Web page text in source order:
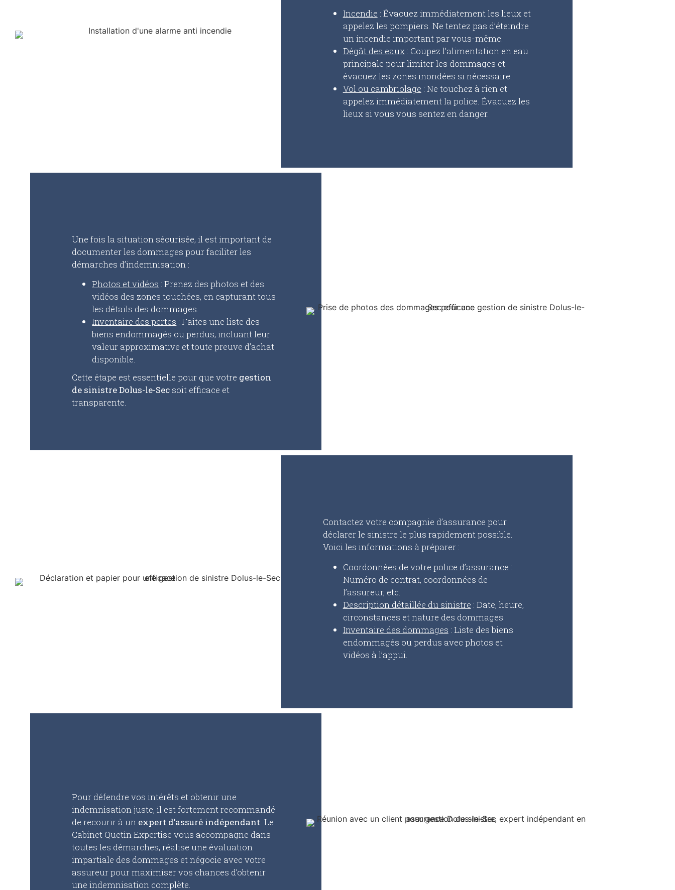
Incendie : Évacuez immédiatement les lieux et
appelez les pompiers. Ne tentez pas d’éteindre
un incendie important par vous-même.
Dégât des eaux: Coupez l’alimentation en eau
principale pour limiter les dommages et
évacuez les zones inondées si nécessaire.
Vol ou cambriolage : Ne touchez à rien et
appelez immédiatement la police. Évacuez les
lieux si vous vous sentez en danger.
Une fois la situation sécurisée, il est important de
documenter les dommages pour faciliter les
démarches d’indemnisation :
Photos et vidéos : Prenez des photos et des
vidéos des zones touchées, en capturant tous
les détails des dommages.
Inventaire des pertes : Faites une liste des
biens endommagés ou perdus, incluant leur
valeur approximative et toute preuve d’achat
disponible.
Cette étape est essentielle pour que votre gestion
de sinistre Dolus-le-Sec soit efficace et
transparente.
Contactez votre compagnie d’assurance pour
déclarer le sinistre le plus rapidement possible.
Voici les informations à préparer :
Coordonnées de votre police d’assurance :
Numéro de contrat, coordonnées de
l’assureur, etc.
Description détaillée du sinistre : Date, heure,
circonstances et nature des dommages.
Inventaire des dommages : Liste des biens
endommagés ou perdus avec photos et
vidéos à l’appui.
Pour défendre vos intérêts et obtenir une
indemnisation juste, il est fortement recommandé
de recourir à un expert d’assuré indépendant. Le
Cabinet Quetin Expertise vous accompagne dans
toutes les démarches, réalise une évaluation
impartiale des dommages et négocie avec votre
assureur pour maximiser vos chances d’obtenir
une indemnisation complète.